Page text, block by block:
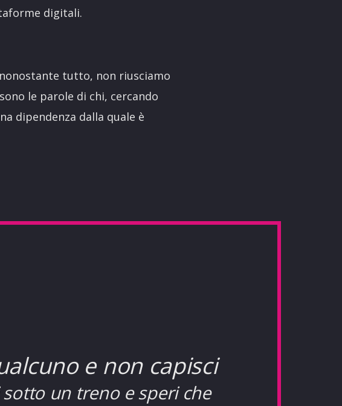
digitali.
tutto, non riusciamo
le parole di chi, cercando
dipendenza dalla quale è
e non capisci
un treno e speri che